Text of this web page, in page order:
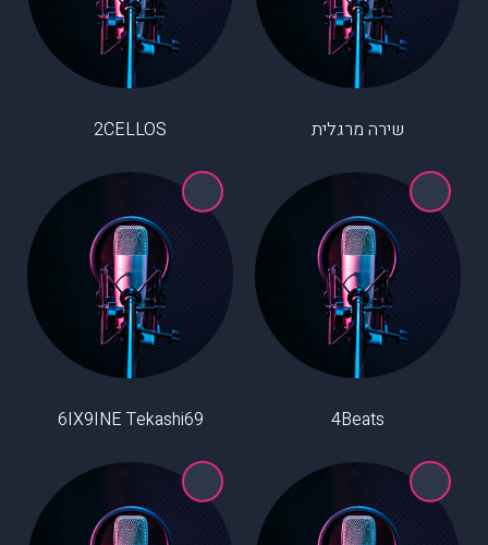
שירה מרגלית 2CELLOS
4Beats
6IX9INE Tekashi69